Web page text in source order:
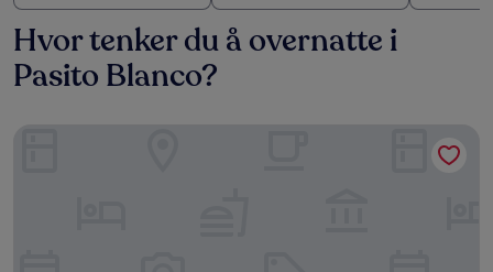
Hvor tenker du å overnatte i
Pasito Blanco?